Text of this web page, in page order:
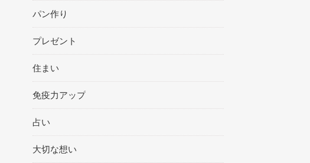
パン作り
プレゼント
住まい
免疫力アップ
占い
大切な想い